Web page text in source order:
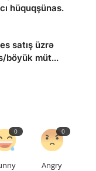
hüquqşünas.
satış üzrə
böyük müt...
0 0
Angry